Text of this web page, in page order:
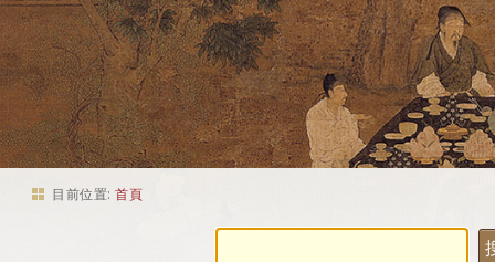
目前位置: 首頁